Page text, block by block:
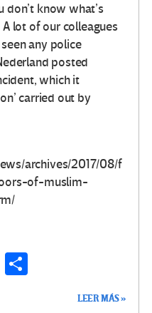
don’t know what’s
A lot of our colleagues
any police
posted
which it
carried out by
archives/2017/08/f
of-muslim-
E
LEER MÁS »